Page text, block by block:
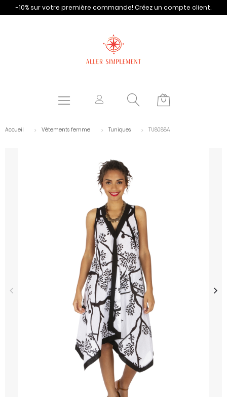
-10% sur votre première commande! Créez un compte client.
Accueil Vêtements femme Tuniques TU8088A